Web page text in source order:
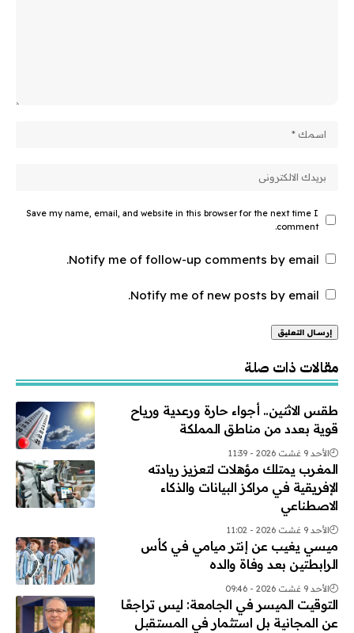
Save my name, email, and website in this browser for the next time I
comment.
Notify me of follow-up comments by email.
Notify me of new posts by email.
مقالات ذات صلة
طقس الاثنين.. أجواء حارة ورعدية ورياح
قوية بعدد من مناطق المملكة
الأحد 9 غشت 2026 - 11:39
المغرب يمتلك مؤهلات لتعزيز ريادته
الإفريقية في مراكز البيانات والذكاء
الاصطناعي
الأحد 9 غشت 2026 - 11:02
ميسي يغيب عن إنتر ميامي في كأس
الرابطتين بعد وفاة والده
الأحد 9 غشت 2026 - 09:46
التوقيت الميسر في الجامعة: ليس تراجعًا
عن المجانية بل استثمار في المستقبل